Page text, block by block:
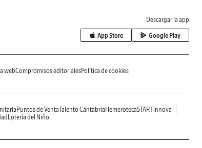
Descargar la app
App Store Google Play
webCompromisos editorialesPolítica de cookies
Puntos de VentaTalento Cantabria HemerotecaSTARTinnova
Lotería del Niño